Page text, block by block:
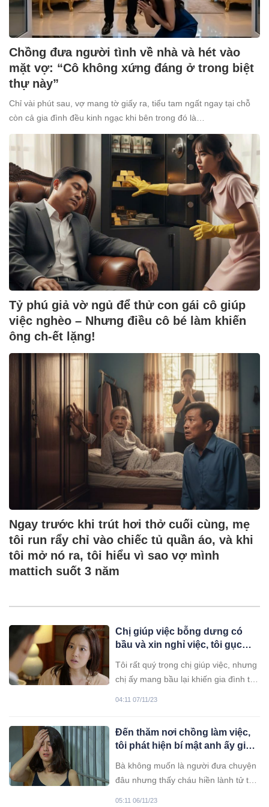
Chồng đưa người tình về nhà và hét vào
mặt vợ: “Cô không xứng đáng ở trong biệt
thự này”
Chỉ vài phút sau, vợ mang tờ giấy ra, tiểu tam ngất ngay tại chỗ
còn cả gia đình đều kinh ngạc khi bên trong đó là…
Tỷ phú giả vờ ngủ để thử con gái cô giúp
việc nghèo – Nhưng điều cô bé làm khiến
ông ch-ết lặng!
Ngay trước khi trút hơi thở cuối cùng, mẹ
tôi run rẩy chỉ vào chiếc tủ quần áo, và khi
tôi mở nó ra, tôi hiểu vì sao vợ mình
mattich suốt 3 năm
Chị giúp việc bỗng dưng có
bầu và xin nghỉ việc, tôi gục
là ai
Tôi rất quý trọng chị giúp việc, nhưng
chị ấy mang bầu lại khiến gia đình tôi
04:11 07/11/23
Đến thăm nơi chồng làm việc,
tôi phát hiện bí mật anh ấy giấu
Bà không muốn là người đưa chuyện
đâu nhưng thấy cháu hiền lành tử tế
05:11 06/11/23